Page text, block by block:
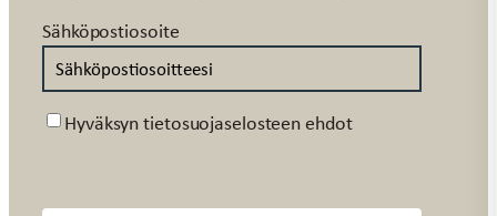
Sähköpostiosoite
Suostumus
Hyväksyn tietosuojaselosteen ehdot